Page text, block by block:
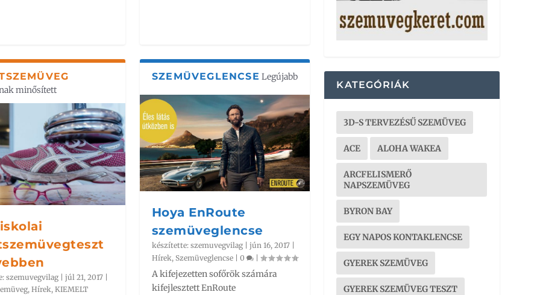
minősített
szemuvegvilag| júl 21, 2017|
, Hírek, KIEMELT
SZEMÜVEGLENCSE Legújabb
Hoya EnRoute
szemüveglencse
készítette: szemuvegvilag| jún 16, 2017|
Hírek, Szemüveglencse| 0 |
A kifejezetten sofőrök számára
kifejlesztett EnRoute
KATEGÓRIÁK
3D-S TERVEZÉSŰ SZEMÜVEG
ACE ALOHA WAKEA
ARCFELISMERŐ
NAPSZEMÜVEG
BYRON BAY
EGY NAPOS KONTAKLENCSE
GYEREK SZEMÜVEG
GYEREK SZEMÜVEG TESZT